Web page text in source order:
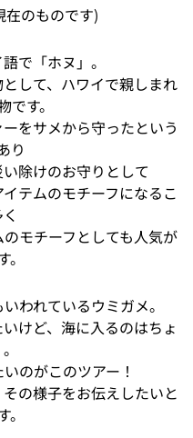
のものです)
で「ホヌ」。
して、ハワイで親しまれ
です。
をサメから守ったという
り
除けのお守りとして
テムのモチーフになるこ
モチーフとしても人気が
われているウミガメ。
けど、海に入るのはちょ
のがこのツアー！
の様子をお伝えしたいと